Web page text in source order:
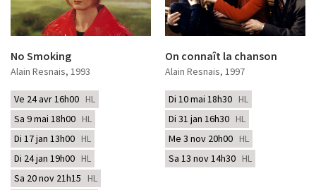
No Smoking
Alain Resnais, 1993
Ve 24 avr 16h00 HL
Sa 9 mai 18h00 HL
Di 17 jan 13h00 HL
Di 24 jan 19h00 HL
Sa 20 nov 21h15 HL
On connaît la chanson
Alain Resnais, 1997
Di 10 mai 18h30 HL
Di 31 jan 16h30 HL
Me 3 nov 20h00 HL
Sa 13 nov 14h30 HL